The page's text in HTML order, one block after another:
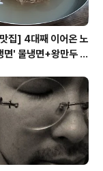
집] 4대째 이어온 노
면' 물냉면+왕만두 조